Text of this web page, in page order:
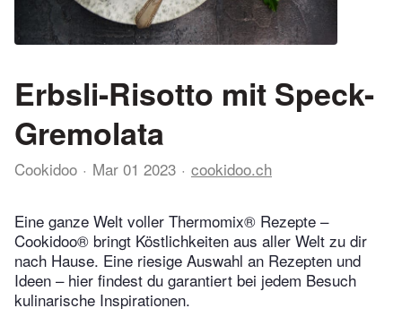
Erbsli-Risotto mit Speck-
Gremolata
Cookidoo Mar 01 2023 cookidoo.ch
Eine ganze Welt voller Thermomix® Rezepte –
Cookidoo® bringt Köstlichkeiten aus aller Welt zu dir
nach Hause. Eine riesige Auswahl an Rezepten und
Ideen – hier findest du garantiert bei jedem Besuch
kulinarische Inspirationen.